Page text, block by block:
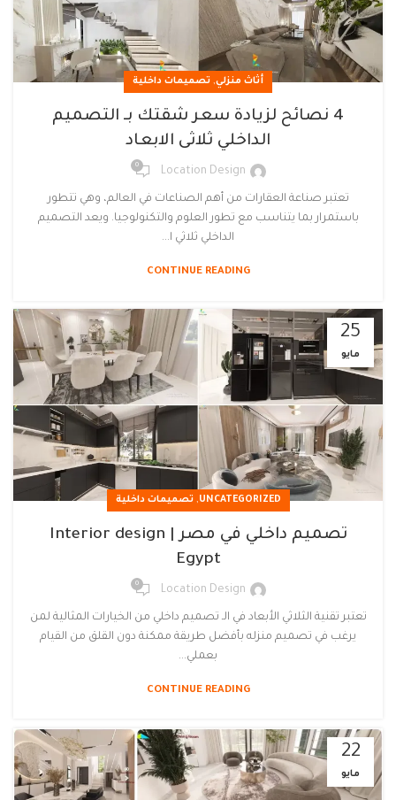
أثاث منزلي, تصميمات داخلية
4 نصائح لزيادة سعر شقتك بـ التصميم
الداخلي ثلاثى الابعاد
Location Design
0
تعتبر صناعة العقارات من أهم الصناعات في العالم، وهي تتطور
باستمرار بما يتناسب مع تطور العلوم والتكنولوجيا. ويعد التصميم
الداخلي ثلاثي ا...
CONTINUE READING
25
مايو
UNCATEGORIZED
,تصميمات داخلية
تصميم داخلي في مصر | Interior design
Egypt
Location Design
0
تعتبر تقنية الثلاثي الأبعاد في الـ تصميم داخلي من الخيارات المثالية لمن
يرغب في تصميم منزله بأفضل طريقة ممكنة دون القلق من القيام
بعملي...
CONTINUE READING
22
مايو